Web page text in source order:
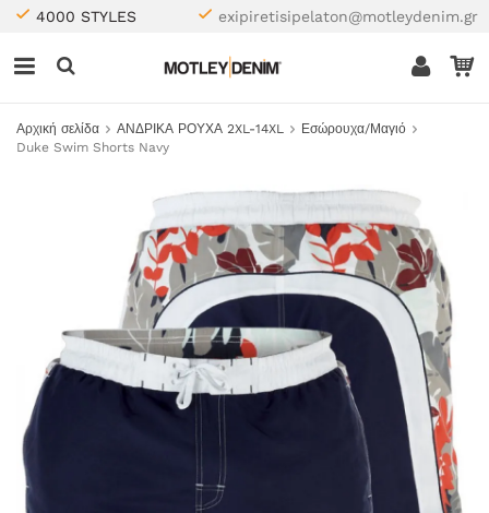
4000 STYLES exipiretisipelaton@motleydenim.gr
Αρχική σελίδα ΑΝΔΡΙΚΑ ΡΟΥΧΑ 2XL-14XL
Εσώρουχα/Μαγιό
Duke Swim Shorts Navy